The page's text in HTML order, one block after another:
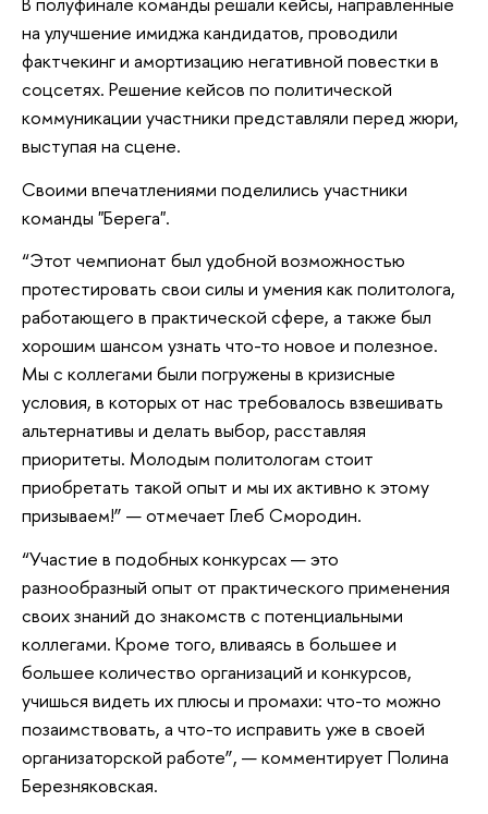
на улучшение имиджа кандидатов, проводили
фактчекинг и амортизацию негативной повестки в
соцсетях. Решение кейсов по политической
коммуникации участники представляли перед жюри,
выступая на сцене.
Своими впечатлениями поделились участники
команды "Берега".
“Этот чемпионат был удобной возможностью
протестировать свои силы и умения как политолога,
работающего в практической сфере, а также был
хорошим шансом узнать что-то новое и полезное.
Мы с коллегами были погружены в кризисные
условия, в которых от нас требовалось взвешивать
альтернативы и делать выбор, расставляя
приоритеты. Молодым политологам стоит
приобретать такой опыт и мы их активно к этому
призываем!” — отмечает Глеб Смородин.
“Участие в подобных конкурсах — это
разнообразный опыт от практического применения
своих знаний до знакомств с потенциальными
коллегами. Кроме того, вливаясь в большее и
большее количество организаций и конкурсов,
учишься видеть их плюсы и промахи: что-то можно
позаимствовать, а что-то исправить уже в своей
организаторской работе”, — комментирует Полина
Березняковская.